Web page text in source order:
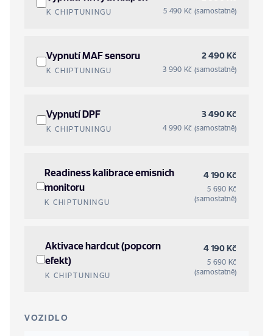
K CHIPTUNINGU 5 490 Kč (samostatně)
Vypnutí MAF sensoru
K CHIPTUNINGU
2 490 Kč
3 990 Kč (samostatně)
Vypnutí DPF
K CHIPTUNINGU
3 490 Kč
4 990 Kč (samostatně)
Readiness kalibrace emisnich
monitoru
K CHIPTUNINGU
4 190 Kč
5 690 Kč
(samostatně)
Aktivace hardcut (popcorn
efekt)
K CHIPTUNINGU
4 190 Kč
5 690 Kč
(samostatně)
VOZIDLO